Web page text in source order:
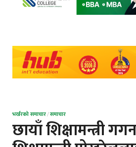
भर्खरको समाचार/समाचार
छायाँ शिक्षामन्त्री